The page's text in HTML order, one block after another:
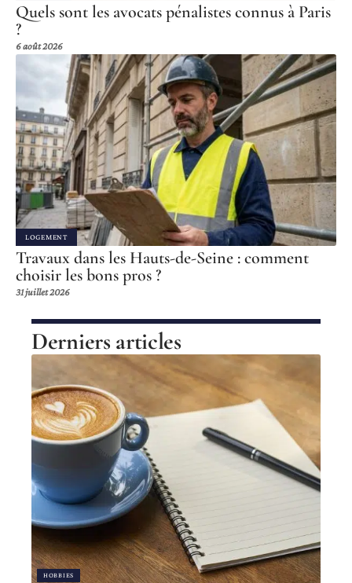
Quels sont les avocats pénalistes connus à Paris
?
6 août 2026
LOGEMENT
Travaux dans les Hauts-de-Seine : comment
choisir les bons pros ?
31 juillet 2026
Derniers articles
HOBBIES